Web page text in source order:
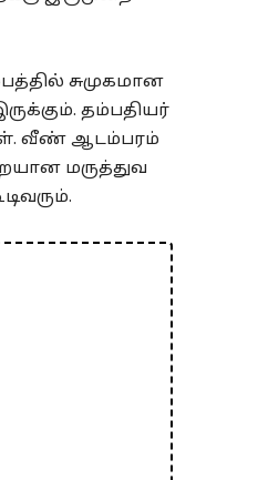
சுமுகமான
தம்பதியர்
வீண் ஆடம்பரம்
மருத்துவ